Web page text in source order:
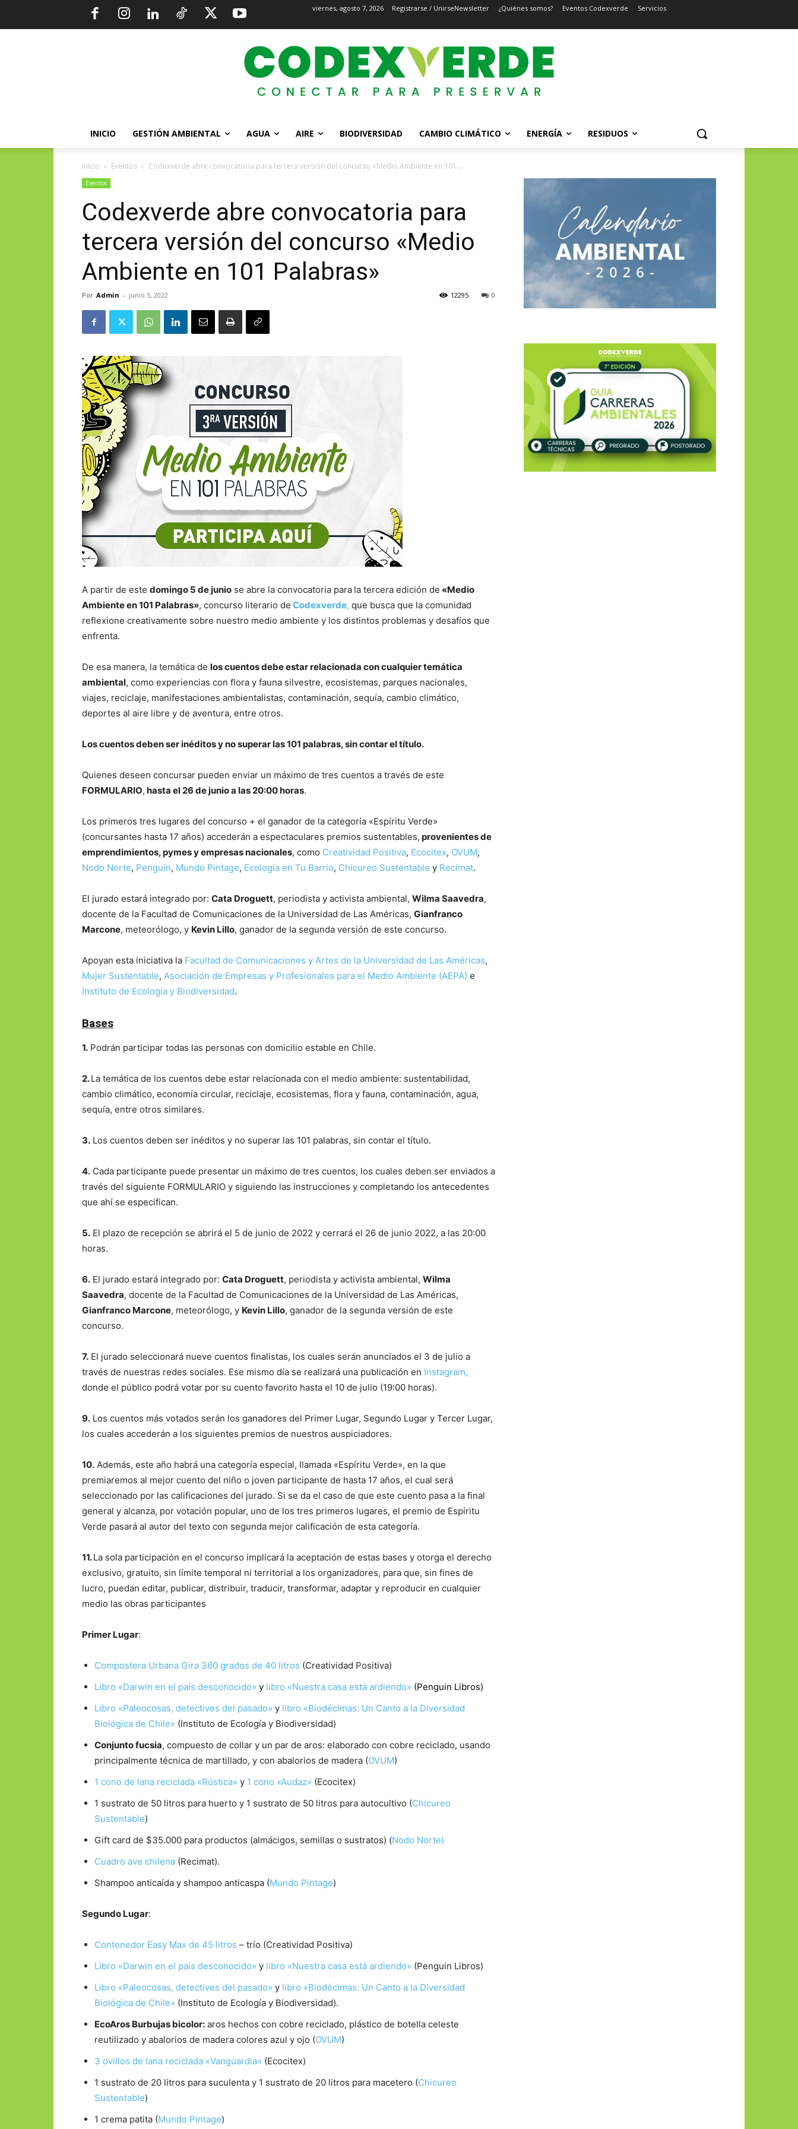
viernes, agosto 7, 2026 Registrarse / UnirseNewsletter ¿Quiénes somos? Eventos Codexverde Servicios
INICIO GESTIÓN AMBIENTAL AGUA AIRE BIODIVERSIDAD CAMBIO CLIMÁTICO ENERGÍA RESIDUOS
Inicio Eventos Codexverde abre convocatoria para tercera versión del concurso «Medio Ambiente en 101...
Eventos
Codexverde abre convocatoria para
tercera versión del concurso «Medio
Ambiente en 101 Palabras»
Por Admin - junio 5, 2022 0
12295
A partir de este domingo 5 de junio se abre la convocatoria para la tercera edición de «Medio
Ambiente en 101 Palabras», concurso literario de Codexverde, que busca que la comunidad
reflexione creativamente sobre nuestro medio ambiente y los distintos problemas y desafíos que
enfrenta.
De esa manera, la temática de los cuentos debe estar relacionada con cualquier temática
ambiental, como experiencias con flora y fauna silvestre, ecosistemas, parques nacionales,
viajes, reciclaje, manifestaciones ambientalistas, contaminación, sequía, cambio climático,
deportes al aire libre y de aventura, entre otros.
Los cuentos deben ser inéditos y no superar las 101 palabras, sin contar el título.
Quienes deseen concursar pueden enviar un máximo de tres cuentos a través de este
FORMULARIO, hasta el 26 de junio a las 20:00 horas.
Los primeros tres lugares del concurso + el ganador de la categoría «Espíritu Verde»
(concursantes hasta 17 años) accederán a espectaculares premios sustentables, provenientes de
emprendimientos, pymes y empresas nacionales, como Creatividad Positiva, Ecocitex, OVUM,
Nodo Norte, Penguin, Mundo Pintage, Ecología en Tu Barrio, Chicureo Sustentable y Recimat.
El jurado estará integrado por: Cata Droguett, periodista y activista ambiental, Wilma Saavedra,
docente de la Facultad de Comunicaciones de la Universidad de Las Américas, Gianfranco
Marcone, meteorólogo, y Kevin Lillo, ganador de la segunda versión de este concurso.
Apoyan esta iniciativa la Facultad de Comunicaciones y Artes de la Universidad de Las Américas,
Mujer Sustentable, Asociación de Empresas y Profesionales para el Medio Ambiente (AEPA) e
Instituto de Ecología y Biodiversidad.
Bases
1. Podrán participar todas las personas con domicilio estable en Chile.
2.La temática de los cuentos debe estar relacionada con el medio ambiente: sustentabilidad,
cambio climático, economía circular, reciclaje, ecosistemas, flora y fauna, contaminación, agua,
sequía, entre otros similares.
3. Los cuentos deben ser inéditos y no superar las 101 palabras, sin contar el título.
4. Cada participante puede presentar un máximo de tres cuentos, los cuales deben ser enviados a
través del siguiente FORMULARIO y siguiendo las instrucciones y completando los antecedentes
que ahí se especifican.
5. El plazo de recepción se abrirá el 5 de junio de 2022 y cerrará el 26 de junio 2022, a las 20:00
horas.
6. El jurado estará integrado por: Cata Droguett, periodista y activista ambiental, Wilma
Saavedra, docente de la Facultad de Comunicaciones de la Universidad de Las Américas,
Gianfranco Marcone, meteorólogo, y Kevin Lillo, ganador de la segunda versión de este
concurso.
7. El jurado seleccionará nueve cuentos finalistas, los cuales serán anunciados el 3 de julio a
través de nuestras redes sociales. Ese mismo día se realizará una publicación en Instagram,
donde el público podrá votar por su cuento favorito hasta el 10 de julio (19:00 horas).
9. Los cuentos más votados serán los ganadores del Primer Lugar, Segundo Lugar y Tercer Lugar,
los cuales accederán a los siguientes premios de nuestros auspiciadores.
10. Además, este año habrá una categoría especial, llamada «Espíritu Verde», en la que
premiaremos al mejor cuento del niño o joven participante de hasta 17 años, el cual será
seleccionado por las calificaciones del jurado. Si se da el caso de que este cuento pasa a la final
general y alcanza, por votación popular, uno de los tres primeros lugares, el premio de Espíritu
Verde pasará al autor del texto con segunda mejor calificación de esta categoría.
11.La sola participación en el concurso implicará la aceptación de estas bases y otorga el derecho
exclusivo, gratuito, sin límite temporal ni territorial a los organizadores, para que, sin fines de
lucro, puedan editar, publicar, distribuir, traducir, transformar, adaptar y reproducir en cualquier
medio las obras participantes
Primer Lugar:
Compostera Urbana Gira 360 grados de 40 litros (Creatividad Positiva)
Libro «Darwin en el país desconocido» y libro «Nuestra casa está ardiendo» (Penguin Libros)
Libro «Paleocosas, detectives del pasado» y libro «Biodécimas: Un Canto a la Diversidad
Biológica de Chile» (Instituto de Ecología y Biodiversidad)
Conjunto fucsia, compuesto de collar y un par de aros: elaborado con cobre reciclado, usando
principalmente técnica de martillado, y con abalorios de madera (OVUM)
1 cono de lana reciclada «Rústica» y 1 cono «Audaz» (Ecocitex)
1 sustrato de 50 litros para huerto y 1 sustrato de 50 litros para autocultivo (Chicureo
Sustentable)
Gift card de $35.000 para productos (almácigos, semillas o sustratos) (Nodo Norte)
Cuadro ave chilena (Recimat).
Shampoo anticaída y shampoo anticaspa (Mundo Pintage)
Segundo Lugar:
Contenedor Easy Max de 45 litros – trío (Creatividad Positiva)
Libro «Darwin en el país desconocido» y libro «Nuestra casa está ardiendo» (Penguin Libros)
Libro «Paleocosas, detectives del pasado» y libro «Biodécimas: Un Canto a la Diversidad
Biológica de Chile» (Instituto de Ecología y Biodiversidad).
EcoAros Burbujas bicolor: aros hechos con cobre reciclado, plástico de botella celeste
reutilizado y abalorios de madera colores azul y ojo (OVUM)
3 ovillos de lana reciclada «Vanguardia» (Ecocitex)
1 sustrato de 20 litros para suculenta y 1 sustrato de 20 litros para macetero (Chicureo
Sustentable)
1 crema patita (Mundo Pintage)